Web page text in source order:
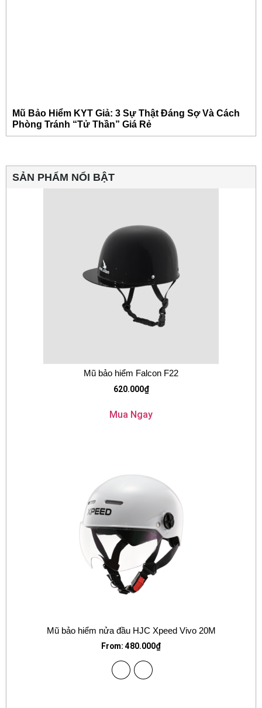
Mũ Bảo Hiểm KYT Giả: 3 Sự Thật Đáng Sợ Và Cách
Phòng Tránh “Tử Thần” Giá Rẻ
SẢN PHẨM NỔI BẬT
Mũ bảo hiểm Falcon F22
620.000₫
Mua Ngay
Mũ bảo hiểm nửa đầu HJC Xpeed Vivo 20M
From: 480.000₫